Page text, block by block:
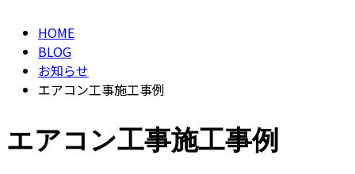
HOME
BLOG
お知らせ
エアコン工事施工事例
エアコン工事施工事例